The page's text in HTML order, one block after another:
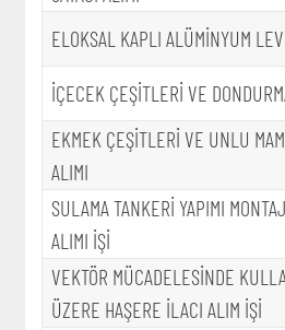
ELOKSAL KAPLI ALÜMİNYUM
İÇECEK ÇEŞİTLERİ VE
EKMEK ÇEŞİTLERİ VE UNLU
ALIMI
SULAMA TANKERİ YAPIMI
ALIMI İŞİ
VEKTÖR MÜCADELESİNDE
ÜZERE HAŞERE İLACI ALIM İŞİ